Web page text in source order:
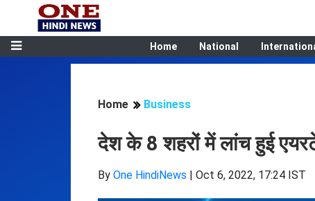
Home National
Home Business
देश के 8 शहरों में लांच हुई
By One HindiNews | Oct 6, 2022, 17:24 IST